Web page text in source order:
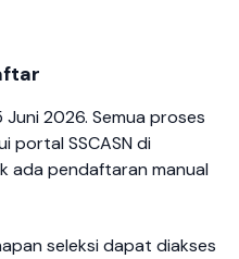
2026. Semua proses
portal SSCASN di
ada pendaftaran manual
seleksi dapat diakses